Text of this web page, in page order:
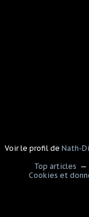
Voir le profil de Nath-
Top articles
Cookies et